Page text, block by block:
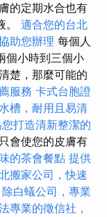
的定期水合也有
。 適合您的台北
助您辦理 每個人
個小時到三個小
楚，那麼可能的
服務 卡式台胞證
槽，耐用且易清
打造清新整潔的
會使您的皮膚有
的茶會餐點 提供
搬家公司，快速
除白蟻公司，專業
專業的徵信社，